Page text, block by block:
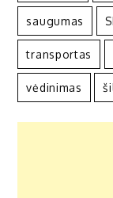
saugumas
transportas
vėdinimas